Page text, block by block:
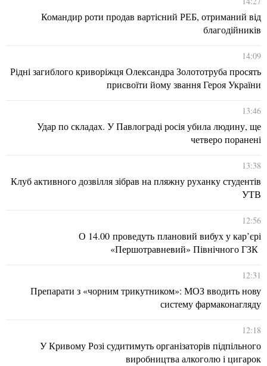
Командир роти продав вартісний РЕБ, отриманий від
благодійників
14:09
Рідні загиблого криворіжця Олександра Золототруба просять
присвоїти йому звання Героя України
13:46
Удар по складах. У Павлограді росія убила людину, ще
четверо поранені
13:38
Клуб активного дозвілля зібрав на пляжну руханку студентів
УТВ
12:56
О 14.00 проведуть плановий вибух у кар’єрі
«Першотравневий» Північного ГЗК
12:31
Препарати з «чорним трикутником»: МОЗ вводить нову
систему фармаконагляду
12:18
У Кривому Розі судитимуть організаторів підпільного
виробництва алкоголю і цигарок